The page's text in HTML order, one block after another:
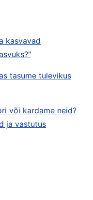
kasvavad
tasume tulevikus
või kardame neid?
ja vastutus